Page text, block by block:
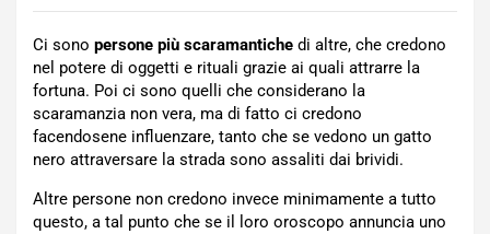
Ci sono persone più scaramantiche di altre, che credono
nel potere di oggetti e rituali grazie ai quali attrarre la
fortuna. Poi ci sono quelli che considerano la
scaramanzia non vera, ma di fatto ci credono
facendosene influenzare, tanto che se vedono un gatto
nero attraversare la strada sono assaliti dai brividi.
Altre persone non credono invece minimamente a tutto
questo, a tal punto che se il loro oroscopo annuncia uno